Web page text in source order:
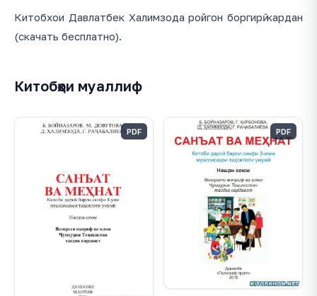
Китобхои Давлатбек Халимзода ройгон боргирӣ кардан
(скачать бесплатно).
Китобҳои муаллиф
PDF PDF